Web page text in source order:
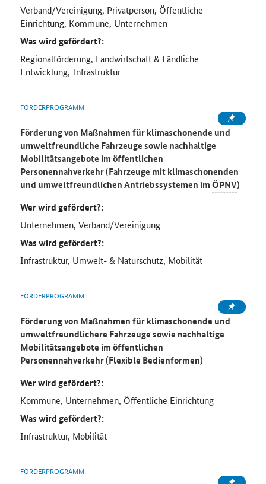
Verband/Vereinigung, Privatperson, Öffentliche
Einrichtung, Kommune, Unternehmen
Was wird gefördert?:
Regionalförderung, Landwirtschaft & Ländliche
Entwicklung, Infrastruktur
FÖRDERPROGRAMM
Förderung von Maßnahmen für klimaschonende und
umweltfreundliche Fahrzeuge sowie nachhaltige
Mobilitätsangebote im öffentlichen
Personennahverkehr (Fahrzeuge mit klimaschonenden
und umweltfreundlichen Antriebssystemen imÖPNV)
Wer wird gefördert?:
Unternehmen, Verband/Vereinigung
Was wird gefördert?:
Infrastruktur, Umwelt- & Naturschutz, Mobilität
FÖRDERPROGRAMM
Förderung von Maßnahmen für klimaschonende und
umweltfreundlichere Fahrzeuge sowie nachhaltige
Mobilitätsangebote im öffentlichen
Personennahverkehr (Flexible Bedienformen)
Wer wird gefördert?:
Kommune, Unternehmen, Öffentliche Einrichtung
Was wird gefördert?:
Infrastruktur, Mobilität
FÖRDERPROGRAMM